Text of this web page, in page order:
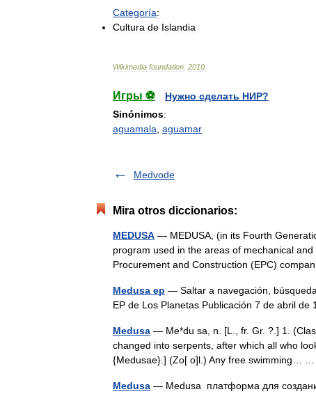
Categoría:
Cultura de Islandia
Wikimedia foundation 2010
Игры ⚽
Нужно сделать НИР?
Sinónimos:
aguamala aguamar
Medvode
Mira otros diccionarios:
MEDUSA — MEDUSA, (in its Fourth
program used in the areas of mechanical
Procurement and Construction (EPC)
Medusa ep — Saltar a navegación,
EP de Los Planetas Publicación 7 de abril
Medusa — Me*du sa, n. [L., fr. Gr. ?.] 1.
changed into serpents, after which all who
{Medusae}.] (Zo[ o]l.) Any free swimming…
Medusa — Medusa платформа для